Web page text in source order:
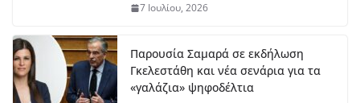
7 Ιουλίου, 2026
Παρουσία Σαμαρά σε εκδήλωση
Γκελεστάθη και νέα σενάρια για τα
«γαλάζια» ψηφοδέλτια